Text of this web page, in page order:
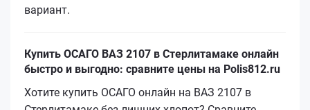
вариант.
Купить ОСАГО ВАЗ 2107 в Стерлитамаке онлайн
быстро и выгодно: сравните цены на Polis812.ru
Хотите купить ОСАГО онлайн на ВАЗ 2107 в